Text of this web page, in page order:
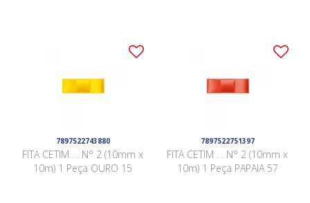
7897522743880
FITA CETIM . . N° 2 (10mm x
10m) 1 Peça OURO 15
7897522751397
FITA CETIM . . N° 2 (10mm x
10m) 1 Peça PAPAIA 57